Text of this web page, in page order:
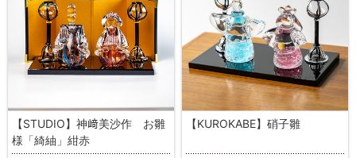
【STUDIO】神﨑美沙作 お雛
様「綺紬」紺赤
【KUROKABE】硝子雛